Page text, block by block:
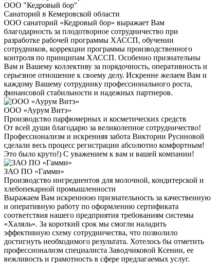
ООО "Кедровый бор"
Санаторий в Кемеровской области
ООО санаторий «Кедровый бор» выражает Вам
благодарность за плодотворное сотрудничество при
разработке рабочей программы ХАССП, обучении
сотрудников, коррекции программы производственного
контроля по принципам ХАССП. Особенно признательны
Вам и Вашему коллективу за порядочность, оперативность и
серьезное отношение к своему делу. Искренне желаем Вам и
каждому Вашему сотруднику профессионального роста,
финансовой стабильности и надежных партнеров.
ООО «Аурум Витэ»
Производство парфюмерных и косметических средств
От всей души благодарю за великолепное сотрудничество!
Профессионализм и искренняя забота Виктории Русиновой
сделали весь процесс регистрации абсолютно комфортным!
Это было круто!) С уважением к вам и вашей компании!
ЗАО ПО «Гамми»
Производство ингредиентов для молочной, кондитерской и
хлебопекарной промышленности
Выражаем Вам искреннюю признательность за качественную
и оперативную работу по оформлению сертификата
соответствия нашего предприятия требованиям системы
«Халяль». За короткий срок мы смогли наладить
эффективную схему сотрудничества, что позволило
достигнуть необходимого результата. Хотелось бы отметить
профессионализм специалиста Заводчиковой Ксении, ее
вежливость и грамотность в сфере предлагаемых услуг.